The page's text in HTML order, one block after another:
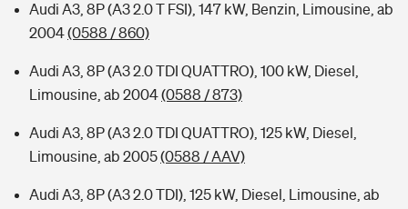
Audi A3, 8P (A3 2.0 T FSI), 147 kW, Benzin, Limousine, ab
2004(0588 / 860)
Audi A3, 8P (A3 2.0 TDI QUATTRO), 100 kW, Diesel,
Limousine, ab 2004(0588 / 873)
Audi A3, 8P (A3 2.0 TDI QUATTRO), 125 kW, Diesel,
Limousine, ab 2005(0588 / AAV)
Audi A3, 8P (A3 2.0 TDI), 125 kW, Diesel, Limousine, ab